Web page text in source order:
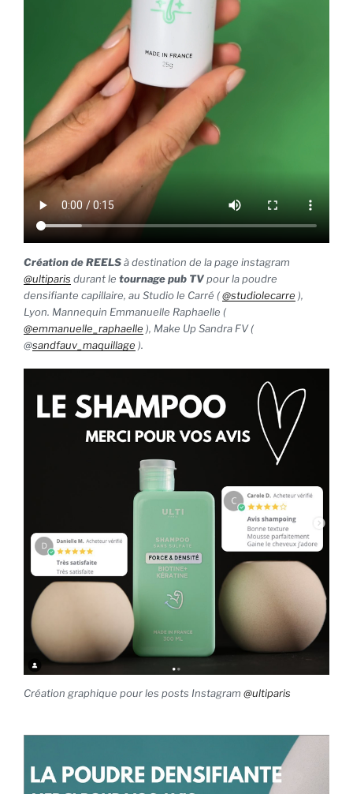
Création de REELSà destination de la page instagram
@ultiparis durant le tournage pub TVpour la poudre
densifiante capillaire, au Studio le Carré (@studiolecarre ),
Lyon. Mannequin Emmanuelle Raphaelle (
@emmanuelle_raphaelle ), Make Up Sandra FV (
@sandfauv_maquillage ).
Création graphique pour les posts Instagram @ultiparis